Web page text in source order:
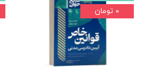
۰ تومان